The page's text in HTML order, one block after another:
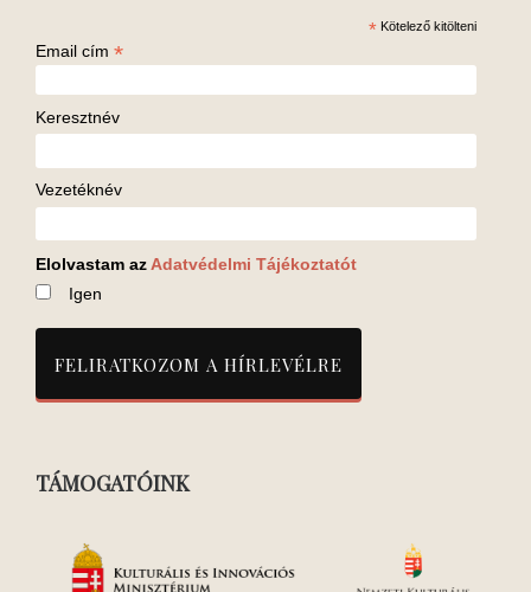
* Kötelező kitölteni
Email cím *
Keresztnév
Vezetéknév
Elolvastam az Adatvédelmi Tájékoztatót
Igen
TÁMOGATÓINK